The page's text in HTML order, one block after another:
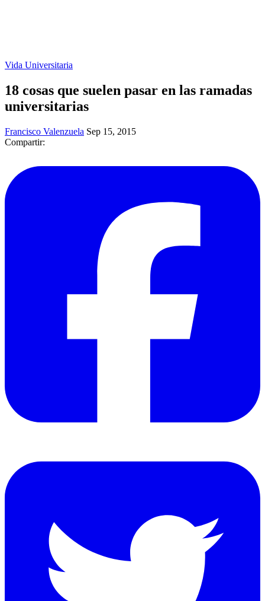
Vida Universitaria
18 cosas que suelen pasar en las ramadas
universitarias
Francisco Valenzuela Sep 15, 2015
Compartir: